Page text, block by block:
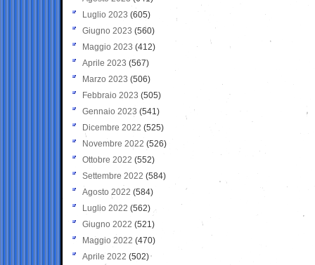
Luglio 2023 (605)
Giugno 2023 (560)
Maggio 2023 (412)
Aprile 2023 (567)
Marzo 2023 (506)
Febbraio 2023 (505)
Gennaio 2023 (541)
Dicembre 2022 (525)
Novembre 2022 (526)
Ottobre 2022 (552)
Settembre 2022 (584)
Agosto 2022 (584)
Luglio 2022 (562)
Giugno 2022 (521)
Maggio 2022 (470)
Aprile 2022 (502)